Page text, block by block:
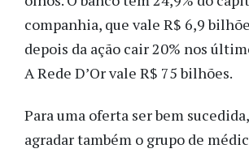
companhia, que vale R$ 6,9
depois da ação cair 20% nos
A Rede D’Or vale R$ 75 bilhões.
Para uma oferta ser bem
agradar também o grupo de